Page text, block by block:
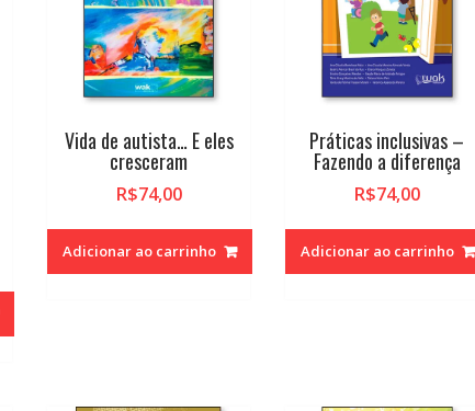
Vida de autista… E eles
cresceram
R$74,00
Adicionar ao carrinho
Práticas inclusivas –
Fazendo a diferença
R$74,00
Adicionar ao carrinho